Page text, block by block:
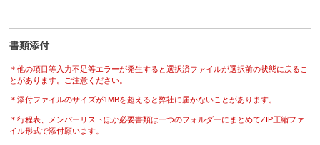
書類添付
＊他の項目等入力不足等エラーが発生すると選択済ファイルが選択前の状態に戻るこ
とがあります。ご注意ください。
＊添付ファイルのサイズが1MBを超えると弊社に届かないことがあります。
＊行程表、メンバーリストほか必要書類は一つのフォルダーにまとめてZIP圧縮ファ
イル形式で添付願います。